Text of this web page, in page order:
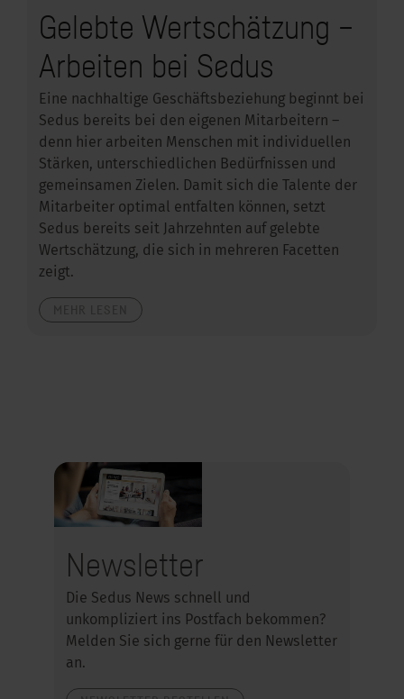
Gelebte Wertschätzung –
Arbeiten bei Sedus
Eine nachhaltige Geschäftsbeziehung beginnt bei
Sedus bereits bei den eigenen Mitarbeitern –
denn hier arbeiten Menschen mit individuellen
Stärken, unterschiedlichen Bedürfnissen und
gemeinsamen Zielen. Damit sich die Talente der
Mitarbeiter optimal entfalten können, setzt
Sedus bereits seit Jahrzehnten auf gelebte
Wertschätzung, die sich in mehreren Facetten
zeigt.
Newsletter
Die Sedus News schnell und
unkompliziert ins Postfach bekommen?
Melden Sie sich gerne für den Newsletter
an.